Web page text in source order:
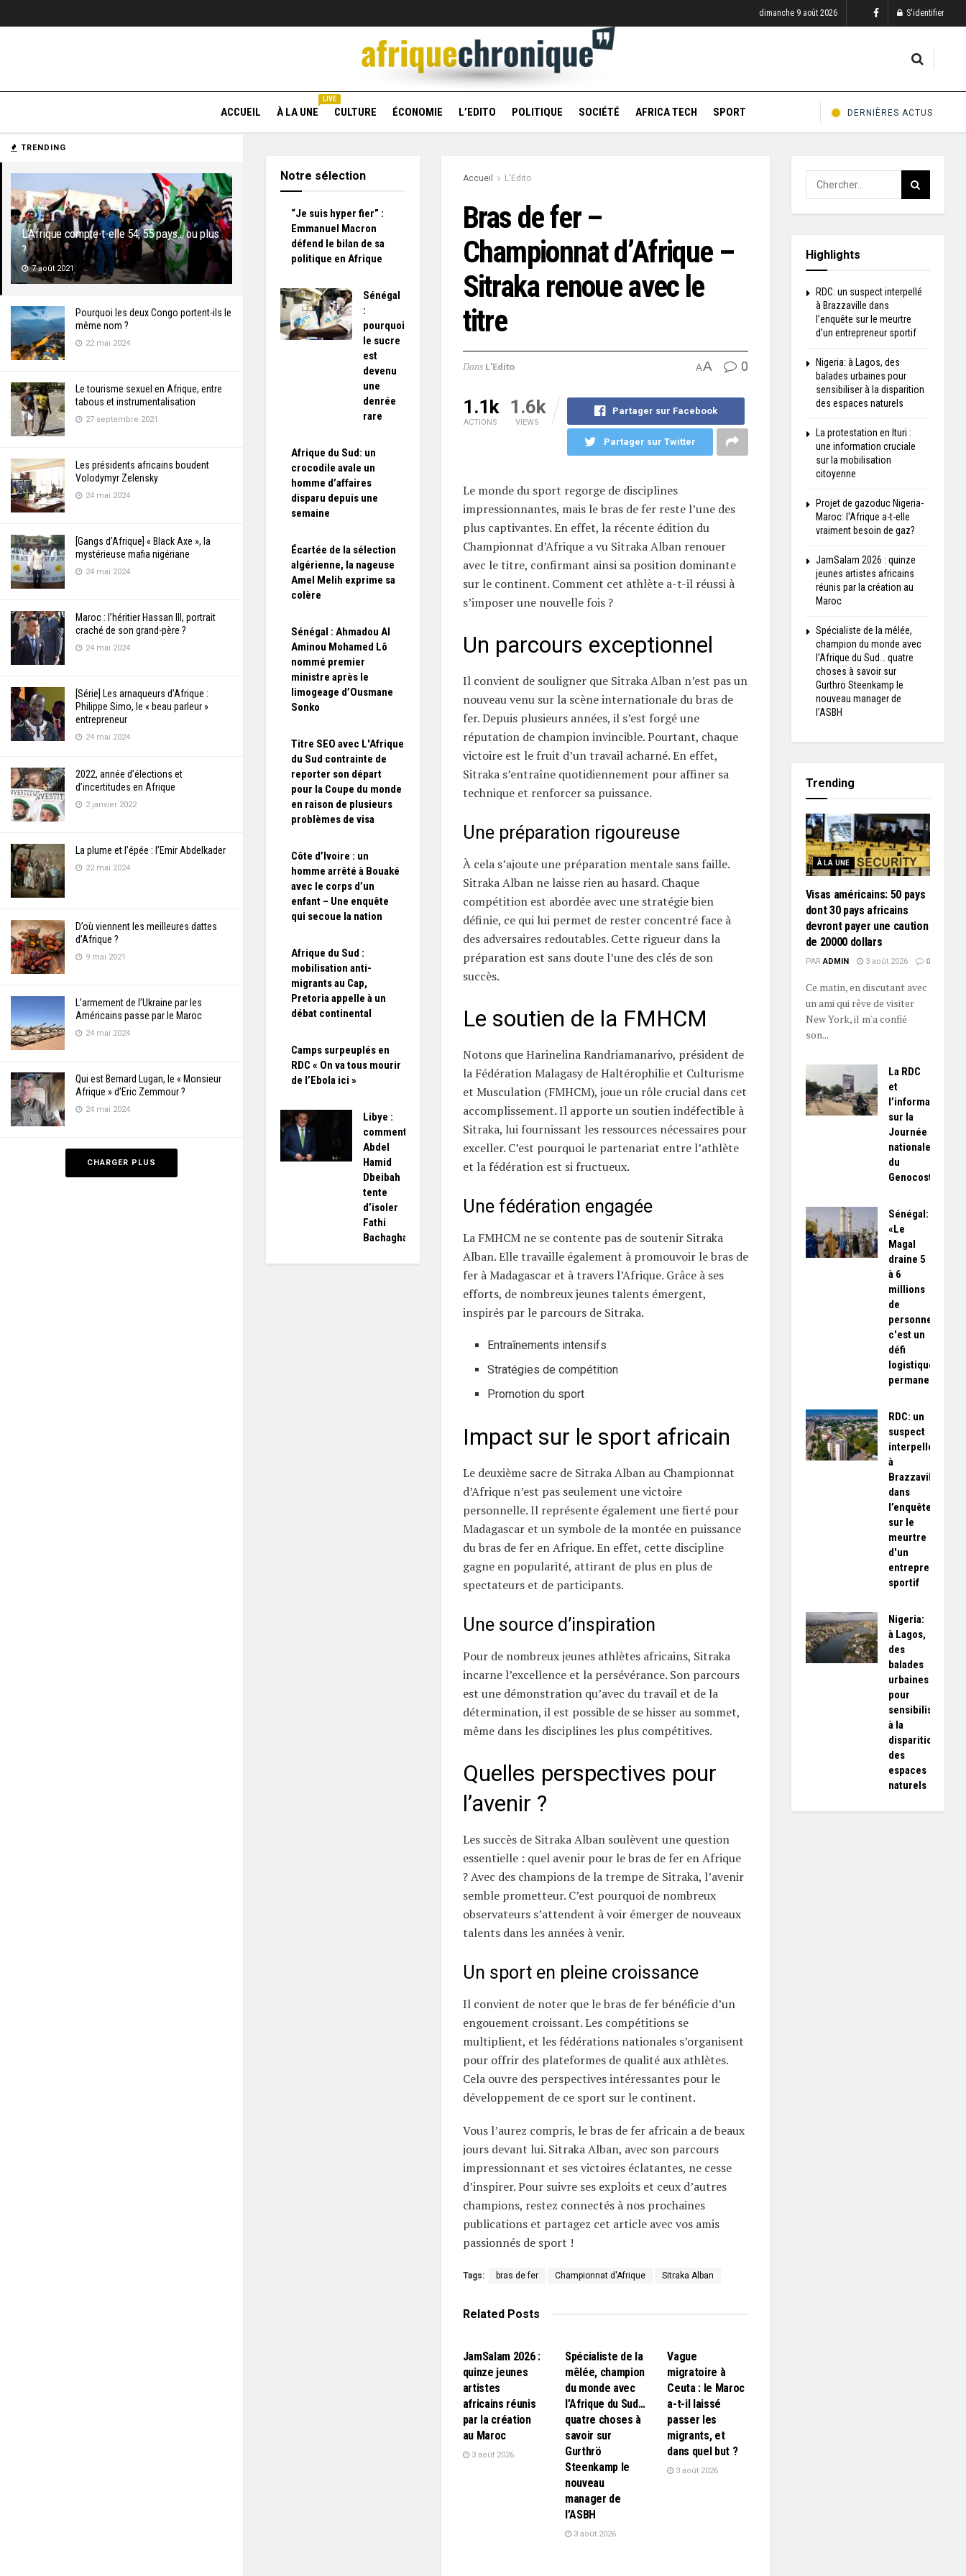
TRENDING
L’Afrique compte-t-elle 54, 55 pays… ou plus
?
7 août 2021
Pourquoi les deux Congo portent-ils le
même nom ?
22 mai 2024
Le tourisme sexuel en Afrique, entre
tabous et instrumentalisation
27 septembre 2021
Les présidents africains boudent
Volodymyr Zelensky
24 mai 2024
[Gangs d’Afrique] « Black Axe », la
mystérieuse mafia nigériane
24 mai 2024
Maroc : l’héritier Hassan III, portrait
craché de son grand-père ?
24 mai 2024
[Série] Les arnaqueurs d’Afrique :
Philippe Simo, le « beau parleur »
entrepreneur
24 mai 2024
2022, année d’élections et
d’incertitudes en Afrique
2 janvier 2022
La plume et l’épée : l’Emir Abdelkader
22 mai 2024
D’où viennent les meilleures dattes
d’Afrique ?
9 mai 2021
L’armement de l’Ukraine par les
Américains passe par le Maroc
24 mai 2024
Qui est Bernard Lugan, le « Monsieur
Afrique » d’Eric Zemmour ?
24 mai 2024
CHARGER PLUS
dimanche 9 août 2026 S'identifier
ACCUEIL À LA UNE
LIVE
CULTURE ÉCONOMIE L’EDITO POLITIQUE SOCIÉTÉ AFRICA TECH SPORT DERNIÈRES ACTUS
Accueil L'Edito
Bras de fer –
Championnat d’Afrique –
Sitraka renoue avec le
titre
Dans L'Edito AA 0
1.1k
ACTIONS
1.6k
VIEWS
Partager sur Facebook
Partager sur Twitter
Le monde du sport regorge de disciplines
impressionnantes, mais le bras de fer reste l’une des
plus captivantes. En effet, la récente édition du
Championnat d’Afrique a vu Sitraka Alban renouer
avec le titre, confirmant ainsi sa position dominante
sur le continent. Comment cet athlète a-t-il réussi à
s’imposer une nouvelle fois ?
Un parcours exceptionnel
Il convient de souligner que Sitraka Alban n’est pas un
nouveau venu sur la scène internationale du bras de
fer. Depuis plusieurs années, il s’est forgé une
réputation de champion invincible. Pourtant, chaque
victoire est le fruit d’un travail acharné. En effet,
Sitraka s’entraîne quotidiennement pour affiner sa
technique et renforcer sa puissance.
Une préparation rigoureuse
À cela s’ajoute une préparation mentale sans faille.
Sitraka Alban ne laisse rien au hasard. Chaque
compétition est abordée avec une stratégie bien
définie, ce qui lui permet de rester concentré face à
des adversaires redoutables. Cette rigueur dans la
préparation est sans doute l’une des clés de son
succès.
Le soutien de la FMHCM
Notons que Harinelina Randriamanarivo, président de
la Fédération Malagasy de Haltérophilie et Culturisme
et Musculation (FMHCM), joue un rôle crucial dans cet
accomplissement. Il apporte un soutien indéfectible à
Sitraka, lui fournissant les ressources nécessaires pour
exceller. C’est pourquoi le partenariat entre l’athlète
et la fédération est si fructueux.
Une fédération engagée
La FMHCM ne se contente pas de soutenir Sitraka
Alban. Elle travaille également à promouvoir le bras de
fer à Madagascar et à travers l’Afrique. Grâce à ses
efforts, de nombreux jeunes talents émergent,
inspirés par le parcours de Sitraka.
Entraînements intensifs
Stratégies de compétition
Promotion du sport
Impact sur le sport africain
Le deuxième sacre de Sitraka Alban au Championnat
d’Afrique n’est pas seulement une victoire
personnelle. Il représente également une fierté pour
Madagascar et un symbole de la montée en puissance
du bras de fer en Afrique. En effet, cette discipline
gagne en popularité, attirant de plus en plus de
spectateurs et de participants.
Une source d’inspiration
Pour de nombreux jeunes athlètes africains, Sitraka
incarne l’excellence et la persévérance. Son parcours
est une démonstration qu’avec du travail et de la
détermination, il est possible de se hisser au sommet,
même dans les disciplines les plus compétitives.
Quelles perspectives pour
l’avenir ?
Les succès de Sitraka Alban soulèvent une question
essentielle : quel avenir pour le bras de fer en Afrique
? Avec des champions de la trempe de Sitraka, l’avenir
semble prometteur. C’est pourquoi de nombreux
observateurs s’attendent à voir émerger de nouveaux
talents dans les années à venir.
Un sport en pleine croissance
Il convient de noter que le bras de fer bénéficie d’un
engouement croissant. Les compétitions se
multiplient, et les fédérations nationales s’organisent
pour offrir des plateformes de qualité aux athlètes.
Cela ouvre des perspectives intéressantes pour le
développement de ce sport sur le continent.
Vous l’aurez compris, le bras de fer africain a de beaux
jours devant lui. Sitraka Alban, avec son parcours
impressionnant et ses victoires éclatantes, ne cesse
d’inspirer. Pour suivre ses exploits et ceux d’autres
champions, restez connectés à nos prochaines
publications et partagez cet article avec vos amis
passionnés de sport !
Tags: bras de fer Championnat d'Afrique Sitraka Alban
RelatedPosts
JamSalam 2026 :
quinze jeunes
artistes
africains réunis
par la création
au Maroc
3 août 2026
Spécialiste de la
mêlée, champion
du monde avec
l’Afrique du Sud…
quatre choses à
savoir sur
Gurthrö
Steenkamp le
nouveau
manager de
l’ASBH
3 août 2026
Vague
migratoire à
Ceuta : le Maroc
a-t-il laissé
passer les
migrants, et
dans quel but ?
3 août 2026
Notre sélection
“Je suis hyper fier” :
Emmanuel Macron
défend le bilan de sa
politique en Afrique
Sénégal
:
pourquoi
le sucre
est
devenu
une
denrée
rare
Afrique du Sud: un
crocodile avale un
homme d’affaires
disparu depuis une
semaine
Écartée de la sélection
algérienne, la nageuse
Amel Melih exprime sa
colère
Sénégal : Ahmadou Al
Aminou Mohamed Lô
nommé premier
ministre après le
limogeage d’Ousmane
Sonko
Titre SEO avec L'Afrique
du Sud contrainte de
reporter son départ
pour la Coupe du monde
en raison de plusieurs
problèmes de visa
Côte d’Ivoire : un
homme arrêté à Bouaké
avec le corps d’un
enfant – Une enquête
qui secoue la nation
Afrique du Sud :
mobilisation anti-
migrants au Cap,
Pretoria appelle à un
débat continental
Camps surpeuplés en
RDC « On va tous mourir
de l’Ebola ici »
Libye :
comment
Abdel
Hamid
Dbeibah
tente
d’isoler
Fathi
Bachagha
Highlights
RDC: un suspect interpellé
à Brazzaville dans
l’enquête sur le meurtre
d'un entrepreneur sportif
Nigeria: à Lagos, des
balades urbaines pour
sensibiliser à la disparition
des espaces naturels
La protestation en Ituri :
une information cruciale
sur la mobilisation
citoyenne
Projet de gazoduc Nigeria-
Maroc: l'Afrique a-t-elle
vraiment besoin de gaz?
JamSalam 2026 : quinze
jeunes artistes africains
réunis par la création au
Maroc
Spécialiste de la mêlée,
champion du monde avec
l’Afrique du Sud… quatre
choses à savoir sur
Gurthrö Steenkamp le
nouveau manager de
l’ASBH
Trending
À LA UNE
Visas américains: 50 pays
dont 30 pays africains
devront payer une caution
de 20000 dollars
PAR ADMIN 3 août 2026 0
Ce matin, en discutant avec
un ami qui rêve de visiter
New York, il m'a confié
son...
La RDC
et
l’information
sur la
Journée
nationale
du
Genocost
Sénégal:
«Le
Magal
draine 5
à 6
millions
de
personnes,
c'est un
défi
logistique
permanent»
RDC: un
suspect
interpellé
à
Brazzaville
dans
l’enquête
sur le
meurtre
d'un
entrepreneur
sportif
Nigeria:
à Lagos,
des
balades
urbaines
pour
sensibiliser
à la
disparition
des
espaces
naturels